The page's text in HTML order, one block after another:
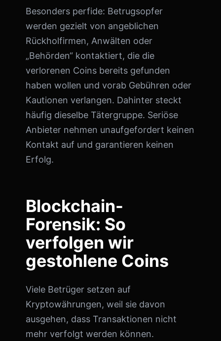
Besonders perfide: Betrugsopfer
werden gezielt von angeblichen
Rückholfirmen, Anwälten oder
„Behörden“ kontaktiert, die die
verlorenen Coins bereits gefunden
haben wollen und vorab Gebühren oder
Kautionen verlangen. Dahinter steckt
häufig dieselbe Tätergruppe. Seriöse
Anbieter nehmen unaufgefordert keinen
Kontakt auf und garantieren keinen
Erfolg.
Blockchain-
Forensik: So
verfolgen wir
gestohlene Coins
Viele Betrüger setzen auf
Kryptowährungen, weil sie davon
ausgehen, dass Transaktionen nicht
mehr verfolgt werden können.